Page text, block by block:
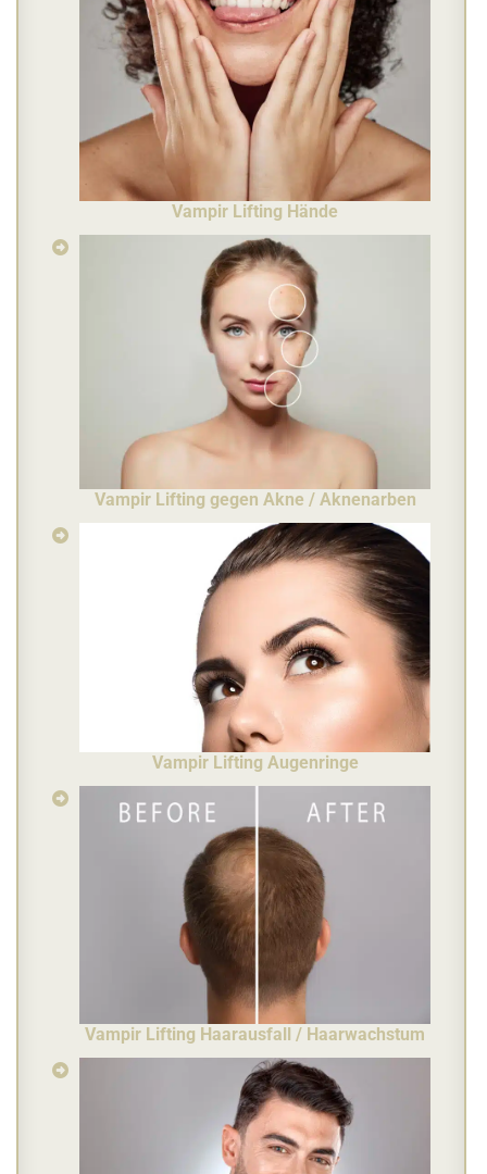
Vampir Lifting Hände
Vampir Lifting gegen Akne / Aknenarben
Vampir Lifting Augenringe
Vampir Lifting Haarausfall / Haarwachstum